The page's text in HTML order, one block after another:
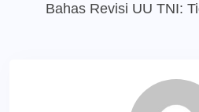
Bahas Revisi UU TNI: